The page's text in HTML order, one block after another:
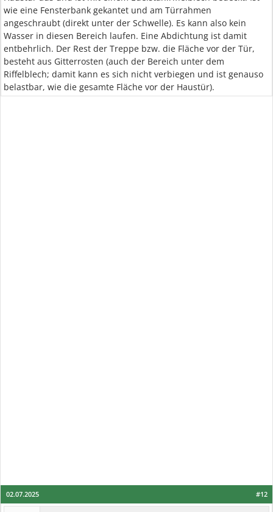
wie eine Fensterbank gekantet und am Türrahmen
angeschraubt (direkt unter der Schwelle). Es kann also kein
Wasser in diesen Bereich laufen. Eine Abdichtung ist damit
entbehrlich. Der Rest der Treppe bzw. die Fläche vor der Tür,
besteht aus Gitterrosten (auch der Bereich unter dem
Riffelblech; damit kann es sich nicht verbiegen und ist genauso
belastbar, wie die gesamte Fläche vor der Haustür).
#12
02.07.2025